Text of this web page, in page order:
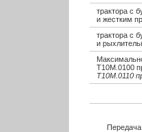
трактора с
и жестким
трактора с
и
Т10М.0100
Т10М.0110
Передача